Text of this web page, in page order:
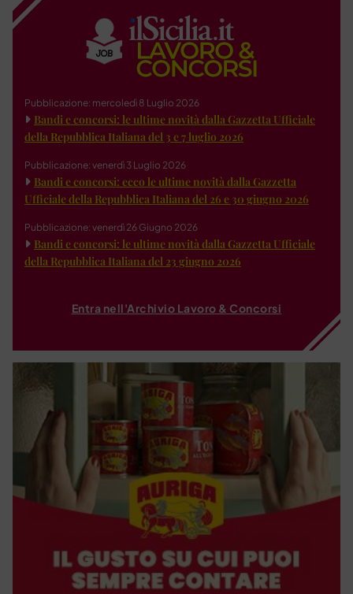
Pubblicazione: mercoledì 8 Luglio 2026
Bandi e concorsi: le ultime novità dalla Gazzetta Ufficiale
della Repubblica Italiana del 3 e 7 luglio 2026
Pubblicazione: venerdì 3 Luglio 2026
Bandi e concorsi: ecco le ultime novità dalla Gazzetta
Ufficiale della Repubblica Italiana del 26 e 30 giugno 2026
Pubblicazione: venerdì 26 Giugno 2026
Bandi e concorsi: le ultime novità dalla Gazzetta Ufficiale
della Repubblica Italiana del 23 giugno 2026
Entra nell'Archivio Lavoro & Concorsi